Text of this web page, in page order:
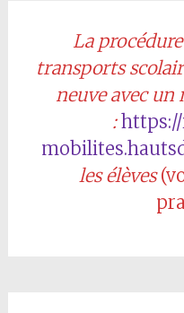
La
transports
neuve avec un
:
les élèves